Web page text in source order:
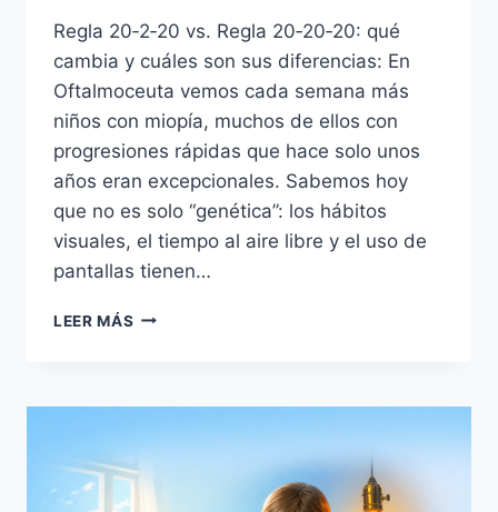
Regla 20‑2‑20 vs. Regla 20‑20‑20: qué
cambia y cuáles son sus diferencias: En
Oftalmoceuta vemos cada semana más
niños con miopía, muchos de ellos con
progresiones rápidas que hace solo unos
años eran excepcionales. Sabemos hoy
que no es solo “genética”: los hábitos
visuales, el tiempo al aire libre y el uso de
pantallas tienen…
LEER MÁS REGLA
PARA
MIOPÍA
INFANTIL